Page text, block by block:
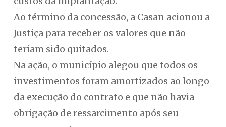
Ao término da concessão, a Casan acionou a
Justiça para receber os valores que não
teriam sido quitados.
Na ação, o município alegou que todos os
investimentos foram amortizados ao longo
da execução do contrato e que não havia
obrigação de ressarcimento após seu